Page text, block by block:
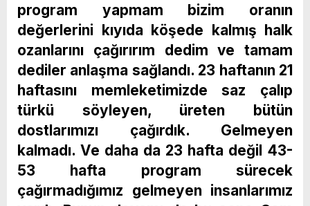
program yapmam bizim oranın
değerlerini kıyıda köşede kalmış halk
ozanlarını çağırırım dedim ve tamam
dediler anlaşma sağlandı. 23 haftanın 21
haftasını memleketimizde saz çalıp
türkü söyleyen, üreten bütün
dostlarımızı çağırdık. Gelmeyen
kalmadı. Ve daha da 23 hafta değil 43-
53 hafta program sürecek
çağırmadığımız gelmeyen insanlarımız